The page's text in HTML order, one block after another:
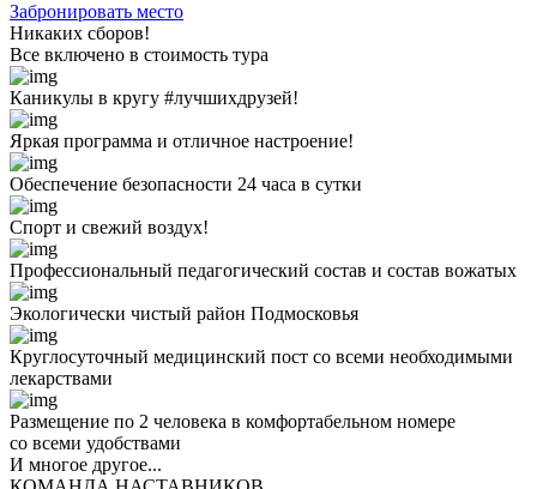
Забронировать место
Никаких сборов!
Все включено в стоимость тура
Каникулы в кругу #лучшихдрузей!
Яркая программа и отличное настроение!
Обеспечение безопасности 24 часа в сутки
Спорт и свежий воздух!
Профессиональный педагогический состав и состав вожатых
Экологически чистый район Подмосковья
Круглосуточный медицинский пост со всеми необходимыми
лекарствами
Размещение по 2 человека в комфортабельном номере
со всеми удобствами
И многое другое...